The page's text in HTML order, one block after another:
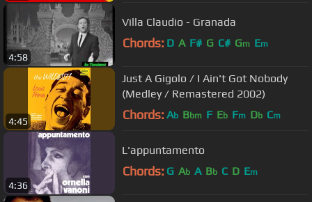
4:58
Villa Claudio - Granada
Chords: D A F# G C# Gm Em
4:45
Just A Gigolo / I Ain't Got Nobody
(Medley / Remastered 2002)
Chords: Ab Bbm F Eb Fm Db Cm
4:36
L'appuntamento
Chords: G Ab A Bb C D Em